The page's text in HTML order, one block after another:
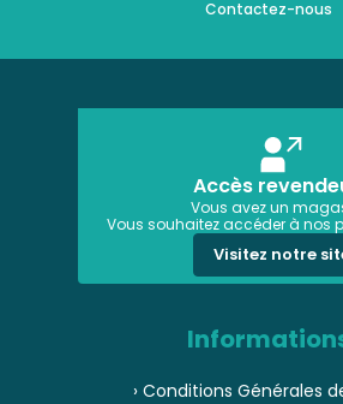
Contactez-nous
Accès
Vous avez un
Vous souhaitez accéder à nos
Visitez notre
› Conditions Générales